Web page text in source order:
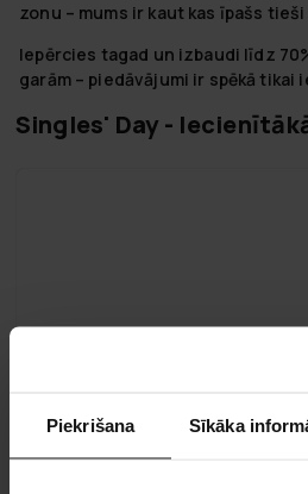
Piekrišana Sīkāka
zonu – mums ir kaut kas īpašs
Iepērcies tagad un izbaudi līdz
garām – piedāvājumi ir spēkā tikai
Singles' Day -